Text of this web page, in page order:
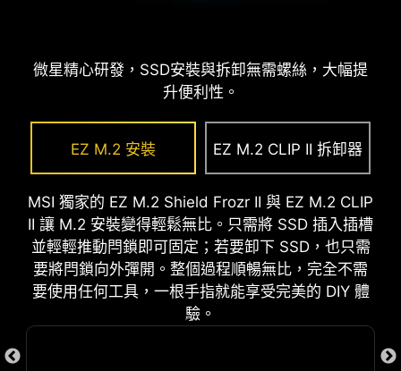
微星精心研發，SSD安裝與拆卸無需螺絲，大幅提
升便利性。
EZ M.2 安裝 EZ M.2 CLIP II 拆卸器
MSI 獨家的 EZ M.2 Shield Frozr II 與 EZ M.2 CLIP
II 讓 M.2 安裝變得輕鬆無比。只需將 SSD 插入插槽
並輕輕推動閂鎖即可固定；若要卸下 SSD，也只需
要將閂鎖向外彈開。整個過程順暢無比，完全不需
要使用任何工具，一根手指就能享受完美的 DIY 體
驗。
漆，防止零組件刮傷或損壞主機板。
EZ CONN 設計 (JAF_1)
MSI 獨家 JAF_1 接頭可讓 MPG EZ120 ARGB 風扇
只要一條線材即可。此外，JAF_1 接頭也可通過專用
的 1對2 EZ Conn線材轉換成額外的ARGB Gen 1 和
風扇接頭，讓整個裝機過程更加簡單。
主機板上 LED 除錯指示燈，可快速顯示問
行。
AI BOOST
智能演算法能提升 NPU 效能，在額
外運算能力時，提供最佳的 AI 性
能。
*需搭配相容處理器啟用。
EXPO / A-XMP
可從預設的 EXPO 和 A-XMP 資料
夾中直接選擇設定參數，讓記憶體輕
鬆自動超頻，獲得最好的相容性。